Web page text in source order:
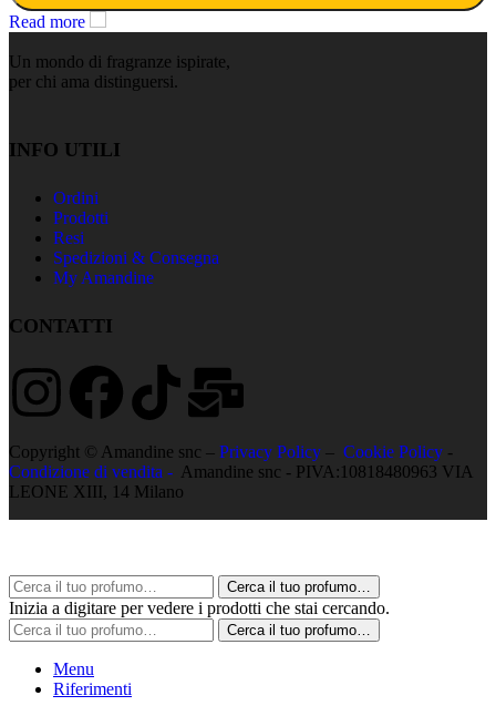
Read more
Un mondo di fragranze ispirate,
per chi ama distinguersi.
INFO UTILI
Ordini
Prodotti
Resi
Spedizioni & Consegna
My Amandine
CONTATTI
Copyright © Amandine snc – Privacy Policy – Cookie Policy -
Condizione di vendita - Amandine snc - PIVA:10818480963 VIA
LEONE XIII, 14 Milano
Cerca il tuo profumo…
Inizia a digitare per vedere i prodotti che stai cercando.
Cerca il tuo profumo…
Menu
Riferimenti